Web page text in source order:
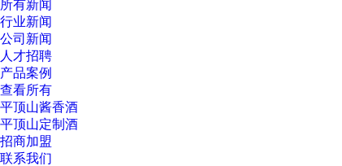
所有新闻
行业新闻
公司新闻
人才招聘
产品案例
查看所有
平顶山酱香酒
平顶山定制酒
招商加盟
联系我们